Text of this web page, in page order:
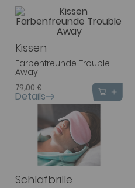
Kissen
Farbenfreunde Trouble
Away
79,00 €
Details
Schlafbrille